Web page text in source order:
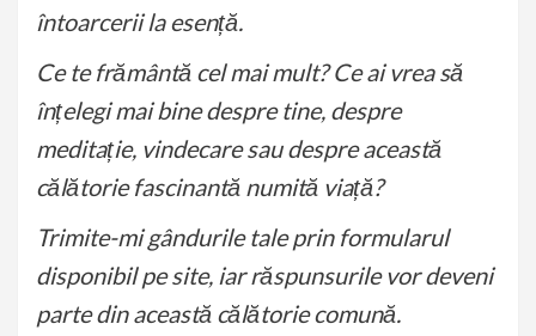
întoarcerii la esență.
Ce te frământă cel mai mult? Ce ai vrea să
înțelegi mai bine despre tine, despre
meditație, vindecare sau despre această
călătorie fascinantă numită viață?
Trimite-mi gândurile tale prin formularul
disponibil pe site, iar răspunsurile vor deveni
parte din această călătorie comună.